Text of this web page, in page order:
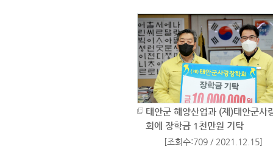
태안군 해양산업과 (재)태안군사
회에 장학금 1천만원 기탁
[조회수:709 / 2021.12.15]